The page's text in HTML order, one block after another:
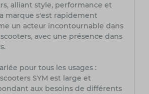
alliant style, performance et
marque s'est rapidement
un acteur incontournable dans
avec une présence dans
pour tous les usages :
SYM est large et
aux besoins de différents